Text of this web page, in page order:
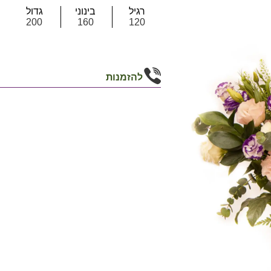
רגיל
120
בינוני
160
גדול
200
להזמנות